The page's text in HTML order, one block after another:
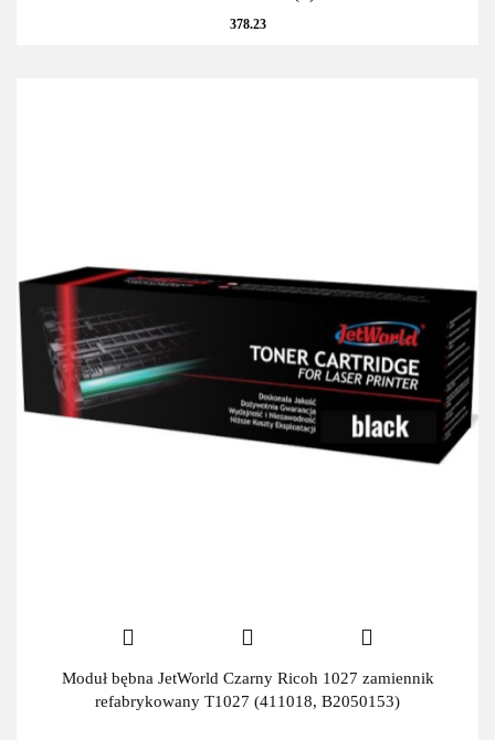
378.23
Moduł bębna JetWorld Czarny Ricoh 1027 zamiennik
refabrykowany T1027 (411018, B2050153)